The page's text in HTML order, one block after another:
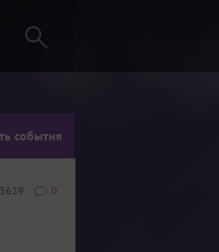
события
0
3629